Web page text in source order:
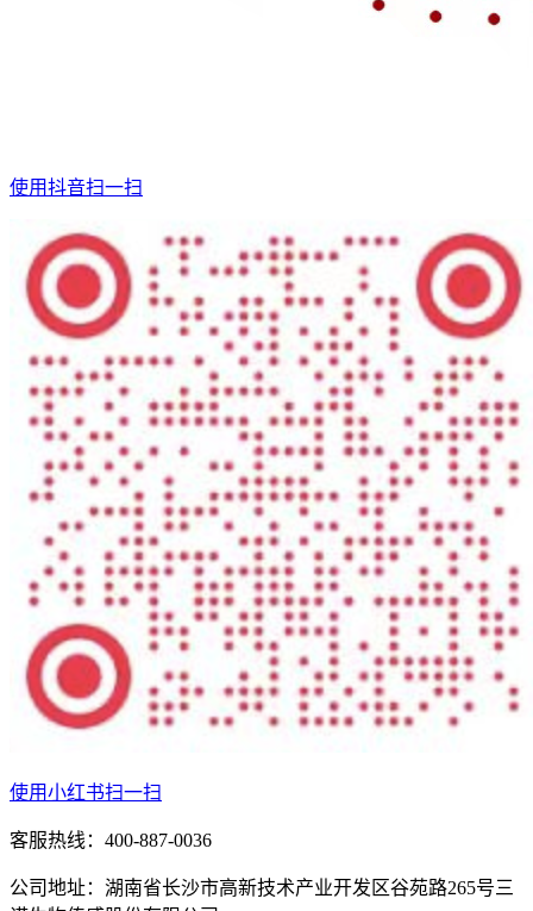
使用抖音扫一扫
使用小红书扫一扫
客服热线：400-887-0036
公司地址：湖南省长沙市高新技术产业开发区谷苑路265号三